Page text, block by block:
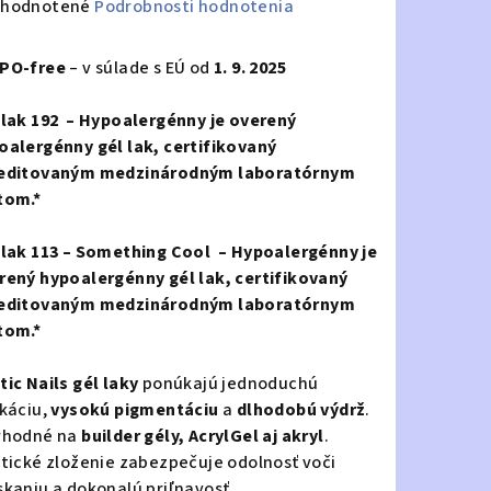
Podrobnosti hodnotenia
free– v súlade s EÚ od 1. 9. 2025
192 – Hypoalergénny je overený
gél lak, certifikovaný
medzinárodným laboratórnym
113 – Something Cool – Hypoalergénny je
hypoalergénny gél lak, certifikovaný
medzinárodným laboratórnym
Nails gél laky ponúkajú jednoduchú
vysokú pigmentáciu a dlhodobú výdrž.
na builder gély, AcrylGel aj akryl.
zloženie zabezpečuje odolnosť voči